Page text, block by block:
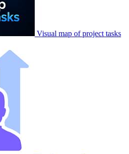
Visual map of project tasks